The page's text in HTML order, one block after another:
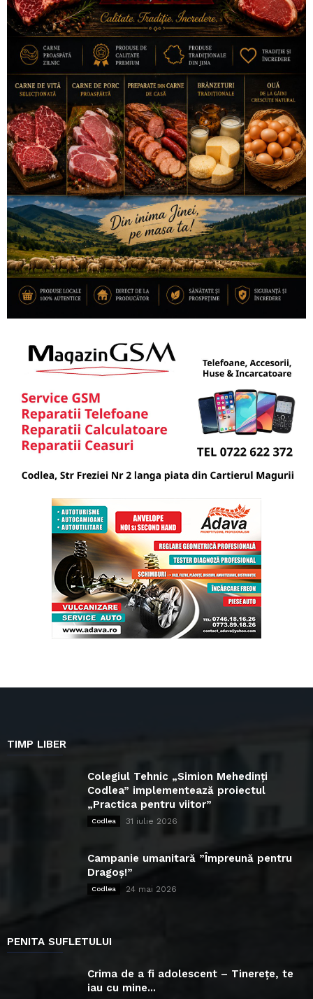
TIMP LIBER
Colegiul Tehnic „Simion Mehedinți
Codlea” implementează proiectul
„Practica pentru viitor”
Codlea 31 iulie 2026
Campanie umanitară ”Împreună pentru
Dragoș!”
Codlea 24 mai 2026
PENITA SUFLETULUI
Crima de a fi adolescent – Tinerețe, te
iau cu mine...